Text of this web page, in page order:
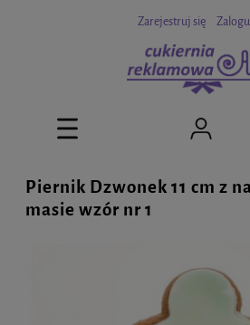
Zarejestruj się
Piernik Dzwonek 11 cm z
masie wzór nr 1